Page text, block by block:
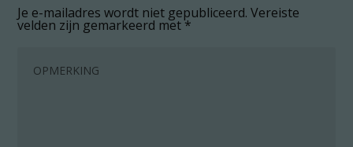
Je e-mailadres wordt niet gepubliceerd. Vereiste
velden zijn gemarkeerd met*